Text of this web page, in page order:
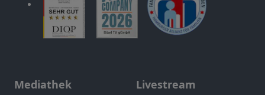
Mediathek Livestream